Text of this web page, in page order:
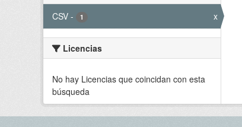
CSV - 1 x
Licencias
No hay Licencias que coincidan con esta
búsqueda